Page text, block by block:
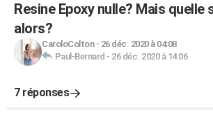
Resine Epoxy nulle? Mais quelle
alors?
CaroloColton- 26 déc. 2020 à 04:08
Paul-Bernard - 26 déc. 2020 à 14:06
7 réponses